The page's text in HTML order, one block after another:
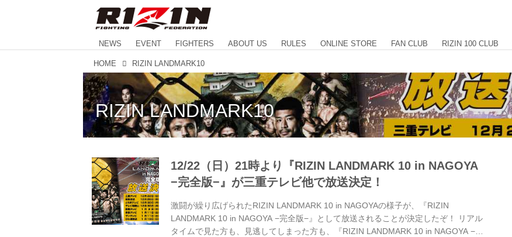
NEWS EVENT FIGHTERS ABOUT US RULES ONLINE STORE FAN CLUB RIZIN 100 CLUB
HOME RIZIN LANDMARK10
RIZIN LANDMARK10
12/22（日）21時より『RIZIN LANDMARK 10 in NAGOYA
−完全版−』が三重テレビ他で放送決定！
激闘が繰り広げられたRIZIN LANDMARK 10 in NAGOYAの様子が、『RIZIN
LANDMARK 10 in NAGOYA −完全版−』として放送されることが決定したぞ！ リアル
タイムで見た方も、見逃してしまった方も、『RIZIN LANDMARK 10 in NAGOYA −完